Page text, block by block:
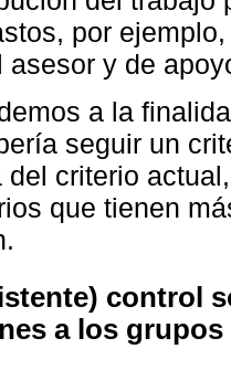
por
asesor y de
a la
seguir un
del criterio
que tienen
control
a los